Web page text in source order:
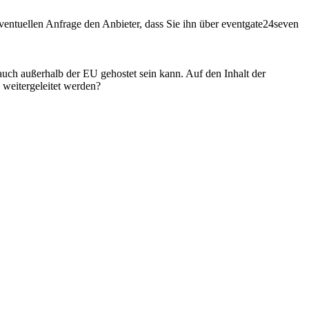
Anfrage den Anbieter, dass Sie ihn über eventgate24seven
außerhalb der EU gehostet sein kann. Auf den Inhalt der
werden?